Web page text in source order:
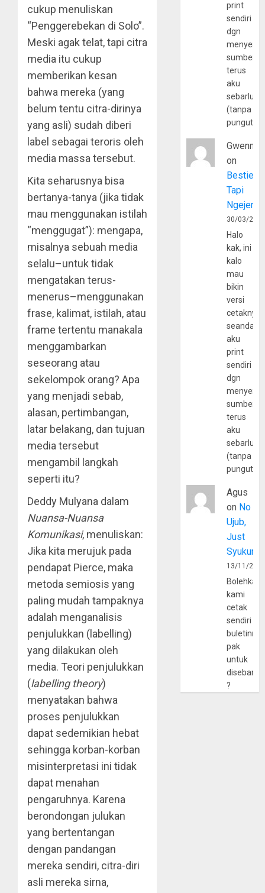
cukup menuliskan
“Penggerebekan di Solo”.
Meski agak telat, tapi citra
media itu cukup
memberikan kesan
bahwa mereka (yang
belum tentu citra-dirinya
yang asli) sudah diberi
label sebagai teroris oleh
media massa tersebut.
Kita seharusnya bisa
bertanya-tanya (jika tidak
mau menggunakan istilah
“menggugat”): mengapa,
misalnya sebuah media
selalu–untuk tidak
mengatakan terus-
menerus–menggunakan
frase, kalimat, istilah, atau
frame tertentu manakala
menggambarkan
seseorang atau
sekelompok orang? Apa
yang menjadi sebab,
alasan, pertimbangan,
latar belakang, dan tujuan
media tersebut
mengambil langkah
seperti itu?
Deddy Mulyana dalam
Nuansa-Nuansa
Komunikasi, menuliskan:
Jika kita merujuk pada
pendapat Pierce, maka
metoda semiosis yang
paling mudah tampaknya
adalah menganalisis
penjulukkan (labelling)
yang dilakukan oleh
media. Teori penjulukkan
(labelling theory)
menyatakan bahwa
proses penjulukkan
dapat sedemikian hebat
sehingga korban-korban
misinterpretasi ini tidak
dapat menahan
pengaruhnya. Karena
berondongan julukan
yang bertentangan
dengan pandangan
mereka sendiri, citra-diri
asli mereka sirna,
print
sendiri
dgn
sumber
terus
aku
(tanpa
Gwenny
on
Bestie
Tapi
30/03/
Halo
kak, ini
kalo
mau
bikin
versi
cetaknya
aku
print
sendiri
dgn
sumber
terus
aku
(tanpa
Agus
on No
Ujub,
Just
Syukur
13/11/
Bolehkah
kami
cetak
sendiri
pak
untuk
?